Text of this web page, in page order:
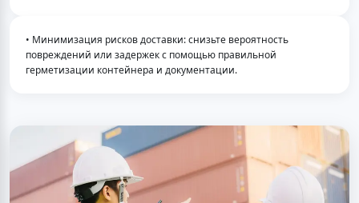
• Минимизация рисков доставки: снизьте вероятность
повреждений или задержек с помощью правильной
герметизации контейнера и документации.